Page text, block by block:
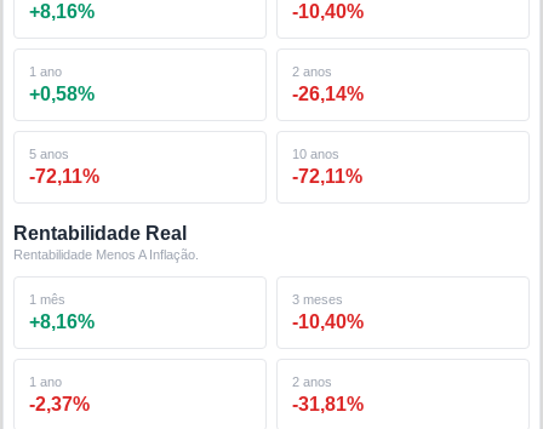
+8,16% -10,40%
1 ano
+0,58%
2 anos
-26,14%
5 anos
-72,11%
10 anos
-72,11%
Rentabilidade Real
Rentabilidade Menos A Inflação.
1 mês
+8,16%
3 meses
-10,40%
1 ano
-2,37%
2 anos
-31,81%